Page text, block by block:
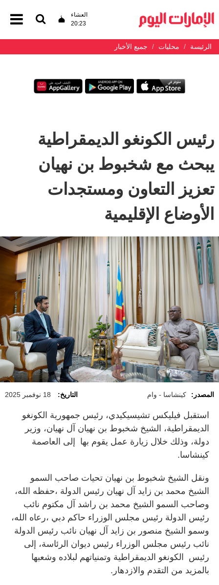
العشاء
20:23
الرئيسة محليات جميع الأخبار
رئيس الكونغو الديمقراطية
يبحث مع شخبوط بن نهيان
تعزيز التعاون ومستجدات
الأوضاع الإقليمية
المصدر: كينشاسا - وام التاريخ: 18 نوفمبر 2025
استقبل فيليكس تشيسيكيدي، رئيس جمهورية الكونغو
الديمقراطية، الشيخ شخبوط بن نهيان آل نهيان، وزير
دولة، وذلك خلال زيارة عمل يقوم بها إلى العاصمة
كينشاسا.
ونقل الشيخ شخبوط بن نهيان تحيات صاحب السمو
الشيخ محمد بن زايد آل نهيان رئيس الدولة ،حفظه الله،
وصاحب السمو الشيخ محمد بن راشد آل مكتوم نائب
رئيس الدولة رئيس مجلس الوزراء حاكم دبي ،رعاه الله،
وسمو الشيخ منصور بن زايد آل نهيان نائب رئيس الدولة
نائب رئيس مجلس الوزراء رئيس ديوان الرئاسة، إلى
رئيس الكونغو الديمقراطية وتمنياتهم لبلاده وشعبها
بالمزيد من التقدم والازدهار.